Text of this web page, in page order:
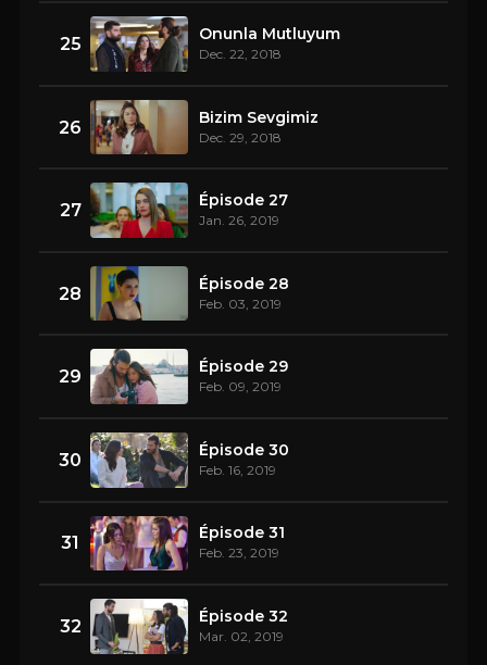
25 Onunla Mutluyum
Dec. 22, 2018
26 Bizim Sevgimiz
Dec. 29, 2018
27 Épisode 27
Jan. 26, 2019
28 Épisode 28
Feb. 03, 2019
29 Épisode 29
Feb. 09, 2019
30 Épisode 30
Feb. 16, 2019
31 Épisode 31
Feb. 23, 2019
32 Épisode 32
Mar. 02, 2019